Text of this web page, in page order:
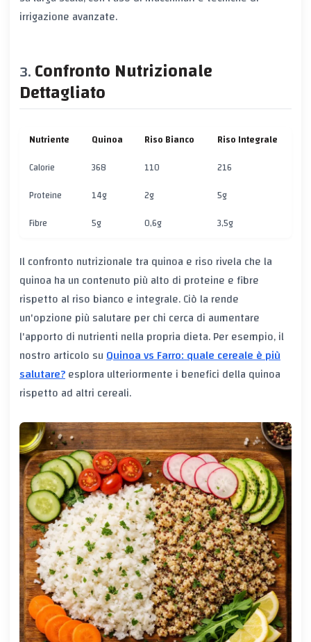
irrigazione avanzate.
Confronto Nutrizionale
Dettagliato
Nutriente Quinoa Riso Bianco
Riso Integrale
Calorie
368 110
216
Proteine
14g 2g
5g
Fibre
5g 0,6g 3,5g
Il confronto nutrizionale tra quinoa e riso rivela che la
quinoa ha un contenuto più alto di proteine e fibre
rispetto al riso bianco e integrale. Ciò la rende
un'opzione più salutare per chi cerca di aumentare
l'apporto di nutrienti nella propria dieta. Per esempio, il
nostro articolo suQuinoa vs Farro: quale cereale è più
salutare?esplora ulteriormente i benefici della quinoa
rispetto ad altri cereali.